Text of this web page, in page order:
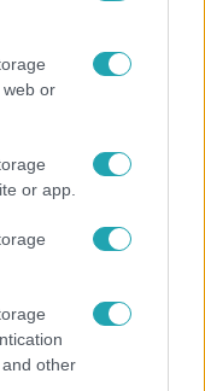
web or
or app.
other